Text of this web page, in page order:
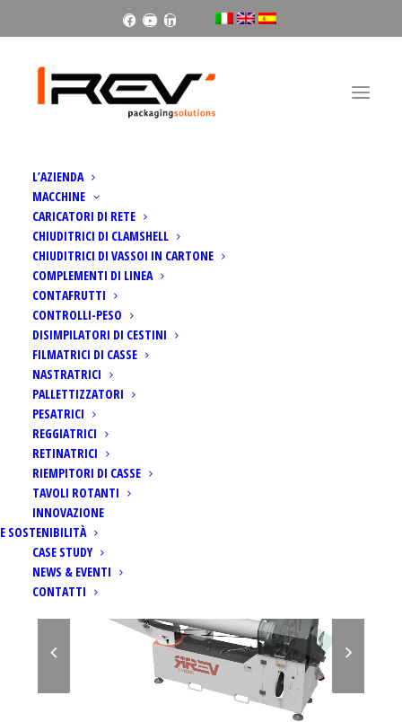
Facebook
YoutubeLinkedin
L’AZIENDA
MACCHINE
CARICATORI DI RETE
CHIUDITRICI DI CLAMSHELL
CHIUDITRICI DI VASSOI IN CARTONE
COMPLEMENTI DI LINEA
CONTAFRUTTI
CONTROLLI-PESO
DISIMPILATORI DI CESTINI
FILMATRICI DI CASSE
NASTRATRICI
PALLETTIZZATORI
PESATRICI
REGGIATRICI
RETINATRICI
RIEMPITORI DI CASSE
TAVOLI ROTANTI
INNOVAZIONE
E SOSTENIBILITÀ
CASE STUDY
NEWS & EVENTI
CONTATTI